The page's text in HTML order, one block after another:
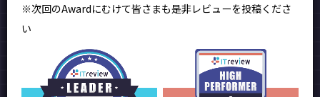
※次回のAwardにむけて皆さまも是非レビューを投稿くださ
い